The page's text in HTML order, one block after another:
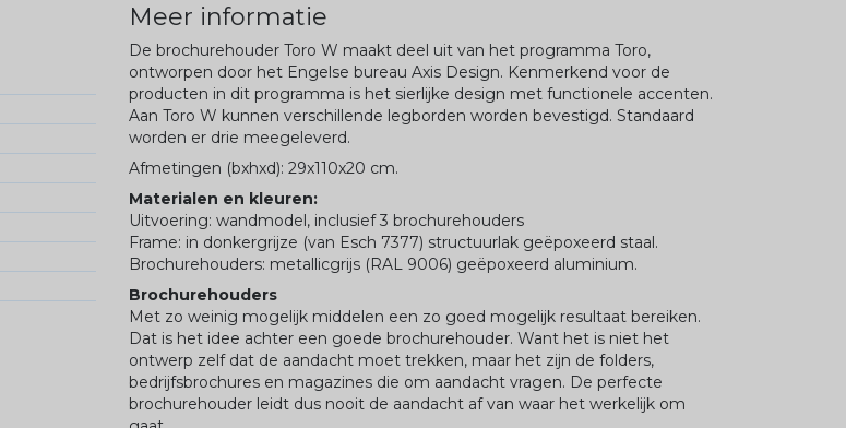
Meer informatie
De brochurehouder Toro W maakt deel uit van het programma Toro,
ontworpen door het Engelse bureau Axis Design. Kenmerkend voor de
producten in dit programma is het sierlijke design met functionele accenten.
Aan Toro W kunnen verschillende legborden worden bevestigd. Standaard
worden er drie meegeleverd.
Afmetingen (bxhxd): 29x110x20 cm.
Materialen en kleuren:
Uitvoering: wandmodel, inclusief 3 brochurehouders
Frame: in donkergrijze (van Esch 7377) structuurlak geëpoxeerd staal.
Brochurehouders: metallicgrijs (RAL 9006) geëpoxeerd aluminium.
Brochurehouders
Met zo weinig mogelijk middelen een zo goed mogelijk resultaat bereiken.
Dat is het idee achter een goede brochurehouder. Want het is niet het
ontwerp zelf dat de aandacht moet trekken, maar het zijn de folders,
bedrijfsbrochures en magazines die om aandacht vragen. De perfecte
brochurehouder leidt dus nooit de aandacht af van waar het werkelijk om